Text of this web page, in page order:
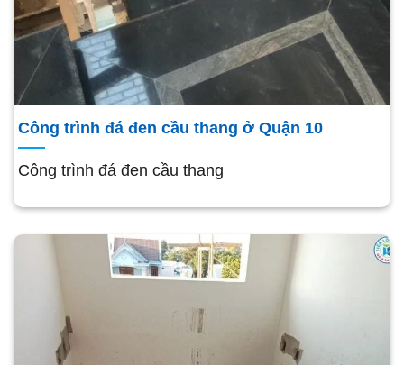
Công trình đá đen cầu thang ở Quận 10
Công trình đá đen cầu thang